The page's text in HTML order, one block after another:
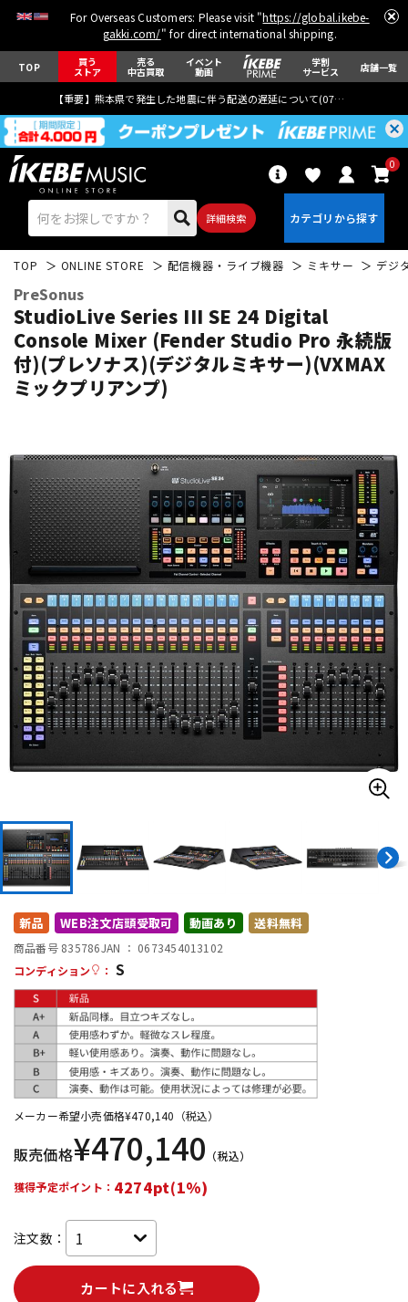
For Overseas Customers: Please visit "https://global.ikebe-
gakki.com/" for direct international shipping.
TOP 買う
ストア
売る
中古買取
イベント
動画
学割
サービス 店舗一覧
【重要】熊本県で発生した地震に伴う配送の遅延について(07月29日
詳細検索
0
エレキギター アコギ/エレアコ
ドラム パーカッション
キーボード 電子ピアノ
管楽器 その他楽器
アンプ エフェクター
DJ機器 DTM
中古
TOP ONLINE STORE 配信機器・ライブ機器 ミキサー デジ
PreSonus
StudioLive Series III SE 24 Digital
Console Mixer (Fender Studio Pro 永続版
付)(プレソナス)(デジタルミキサー)(VXMAX
ミックプリアンプ)
新品 WEB注文店頭受取可 動画あり 送料無料
商品番号 835786JAN ： 0673454013102
コンディション
： S
メーカー希望小売価格¥470,140 （税込）
販売価格¥470,140 （税込）
獲得予定ポイント： 4274pt(1%)
注文数：
カートに入れる